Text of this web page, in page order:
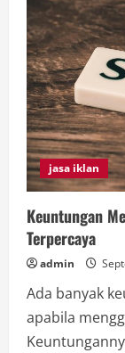
jasa iklan
Keuntungan
Terpercaya
admin
Ada banyak
apabila